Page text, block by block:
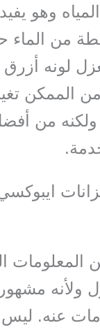
وهو
من الماء
لونه
الممكن
من
المعلومات
ولأنه
عنه.